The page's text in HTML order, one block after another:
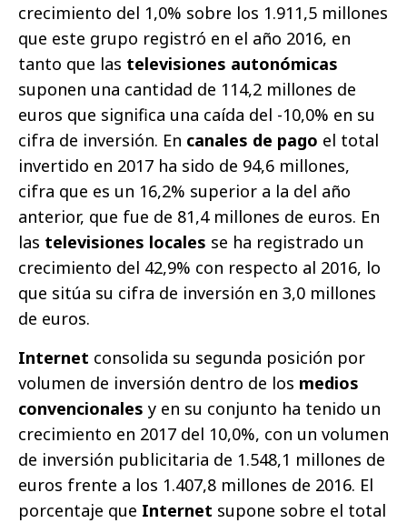
crecimiento del 1,0% sobre los 1.911,5 millones
que este grupo registró en el año 2016, en
tanto que las televisiones autonómicas
suponen una cantidad de 114,2 millones de
euros que significa una caída del -10,0% en su
cifra de inversión. En canales de pago el total
invertido en 2017 ha sido de 94,6 millones,
cifra que es un 16,2% superior a la del año
anterior, que fue de 81,4 millones de euros. En
las televisiones locales se ha registrado un
crecimiento del 42,9% con respecto al 2016, lo
que sitúa su cifra de inversión en 3,0 millones
de euros.
Internet consolida su segunda posición por
volumen de inversión dentro de los medios
convencionales y en su conjunto ha tenido un
crecimiento en 2017 del 10,0%, con un volumen
de inversión publicitaria de 1.548,1 millones de
euros frente a los 1.407,8 millones de 2016. El
porcentaje que Internet supone sobre el total